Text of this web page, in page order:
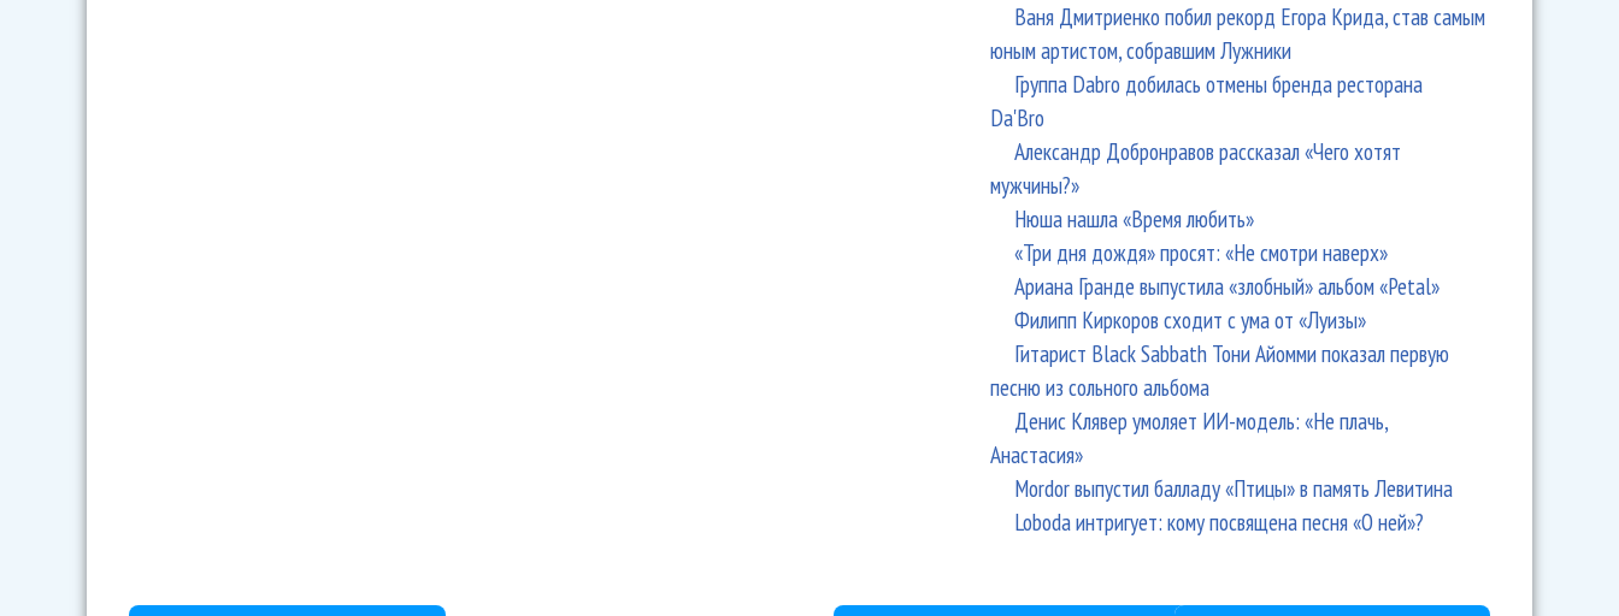
Ваня Дмитриенко побил рекорд Егора Крида, став самым
юным артистом, собравшим Лужники
Группа Dabro добилась отмены бренда ресторана
Da'Bro
Александр Добронравов рассказал «Чего хотят
мужчины?»
Нюша нашла «Время любить»
«Три дня дождя» просят: «Не смотри наверх»
Ариана Гранде выпустила «злобный» альбом «Petal»
Филипп Киркоров сходит с ума от «Луизы»
Гитарист Black Sabbath Тони Айомми показал первую
песню из сольного альбома
Денис Клявер умоляет ИИ-модель: «Не плачь,
Анастасия»
Mordor выпустил балладу «Птицы» в память Левитина
Loboda интригует: кому посвящена песня «О ней»?